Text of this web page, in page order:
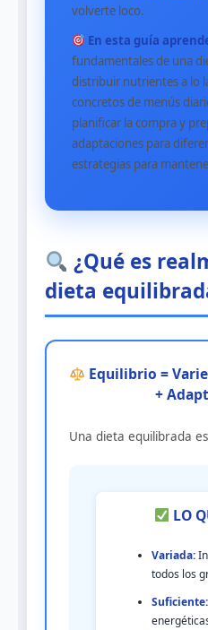
volverte loco.
En esta guía
fundamentales de una
distribuir nutrientes a lo
concretos de menús
planificar la compra y
adaptaciones para
estrategias para
¿Qué es
dieta
Equilibrio =
+
Una dieta equilibrada
LO
Variada:
todos los
Suficiente: